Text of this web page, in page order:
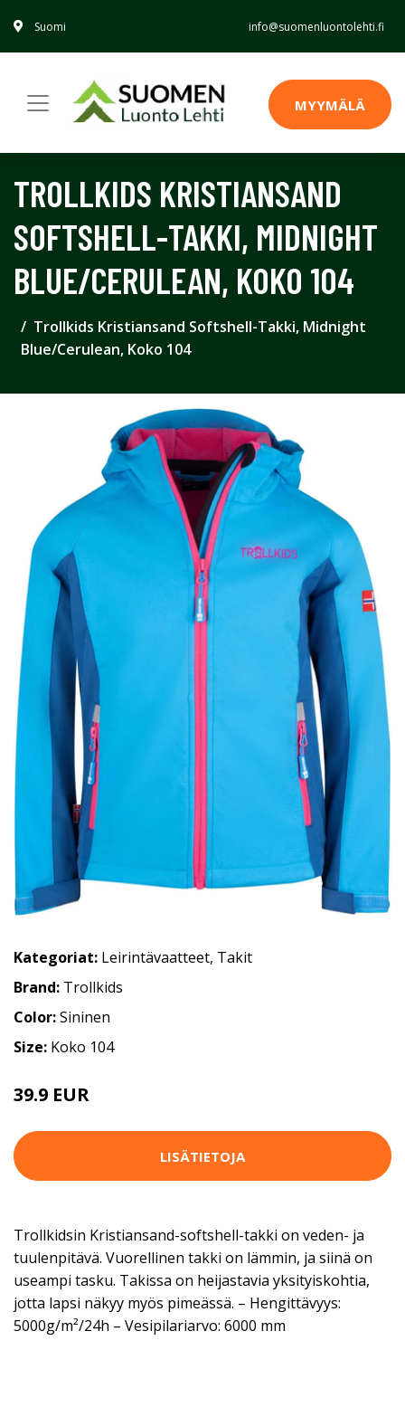
Suomi info@suomenluontolehti.fi
MYYMÄLÄ
TROLLKIDS KRISTIANSAND
SOFTSHELL-TAKKI, MIDNIGHT
BLUE/CERULEAN, KOKO 104
Trollkids Kristiansand Softshell-Takki, Midnight
Blue/Cerulean, Koko 104
Kategoriat: Leirintävaatteet, Takit
Brand: Trollkids
Color:Sininen
Size: Koko 104
39.9 EUR
LISÄTIETOJA
Trollkidsin Kristiansand-softshell-takki on veden- ja
tuulenpitävä. Vuorellinen takki on lämmin, ja siinä on
useampi tasku. Takissa on heijastavia yksityiskohtia,
jotta lapsi näkyy myös pimeässä. – Hengittävyys:
5000g/m²/24h – Vesipilariarvo: 6000 mm